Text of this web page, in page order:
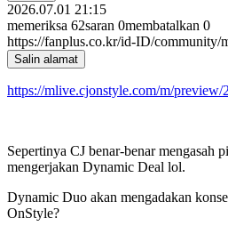
2026.07.01 21:15
memeriksa 62saran 0membatalkan 0
https://fanplus.co.kr/id-ID/community/
Salin alamat
https://mlive.cjonstyle.com/m/preview/
Sepertinya CJ benar-benar mengasah
mengerjakan Dynamic Deal lol.
Dynamic Duo akan mengadakan
OnStyle?